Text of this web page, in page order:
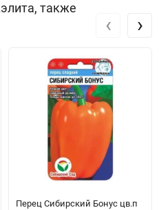
также
Перец Сибирский Бонус цв.п
‹ ›